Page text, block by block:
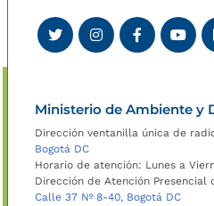
Ministerio de Ambiente y
Dirección ventanilla única de
Bogotá DC
Horario de atención: Lunes a
Dirección de Atención Presencial
Calle 37 Nº 8-40, Bogotá DC